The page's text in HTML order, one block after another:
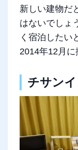
新しい建物だ
はないでしょ
く宿泊したい
2014年12月に
チサン